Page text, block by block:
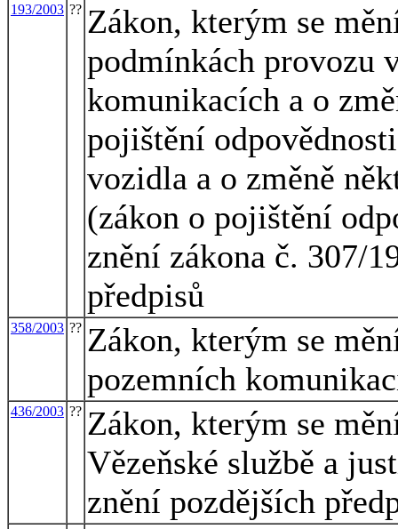
193/2003 ?? Zákon, kterým se
podmínkách provozu
komunikacích a o
pojištění
vozidla a o změně
(zákon o pojištění
znění zákona č. 307/
předpisů
358/2003 ?? Zákon, kterým se
pozemních
436/2003 ?? Zákon, kterým se
Vězeňské službě a
znění pozdějších